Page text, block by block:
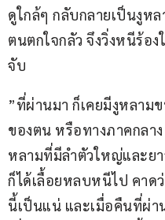
ดูใกล้ๆ กลับกลายเป็นงูห
ตนตกใจกลัว จึงวิ่งหนีร้อ
จับ
”ที่ผ่านมา ก็เคยมีงูหลา
ของตน หรือทางภาคกลาง
หลามที่มีลำตัวใหญ่และย
ก็ได้เลื้อยหลบหนีไป คาด
นี้เป็นแน่ และเมื่อคืนที่ผ่า